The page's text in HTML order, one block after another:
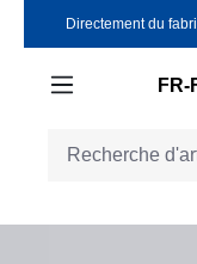
Passer au contenu
Directement du
FR-